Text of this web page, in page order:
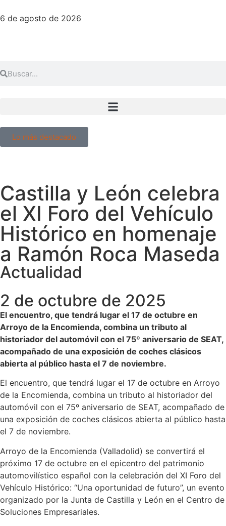
6 de agosto de 2026
Lo más destacado
Castilla y León celebra
el XI Foro del Vehículo
Histórico en homenaje
a Ramón Roca Maseda
Actualidad
2 de octubre de 2025
El encuentro, que tendrá lugar el 17 de octubre en
Arroyo de la Encomienda, combina un tributo al
historiador del automóvil con el 75º aniversario de SEAT,
acompañado de una exposición de coches clásicos
abierta al público hasta el 7 de noviembre.
El encuentro, que tendrá lugar el 17 de octubre en Arroyo
de la Encomienda, combina un tributo al historiador del
automóvil con el 75º aniversario de SEAT, acompañado de
una exposición de coches clásicos abierta al público hasta
el 7 de noviembre.
Arroyo de la Encomienda (Valladolid) se convertirá el
próximo 17 de octubre en el epicentro del patrimonio
automovilístico español con la celebración del XI Foro del
Vehículo Histórico: “Una oportunidad de futuro”, un evento
organizado por la Junta de Castilla y León en el Centro de
Soluciones Empresariales.